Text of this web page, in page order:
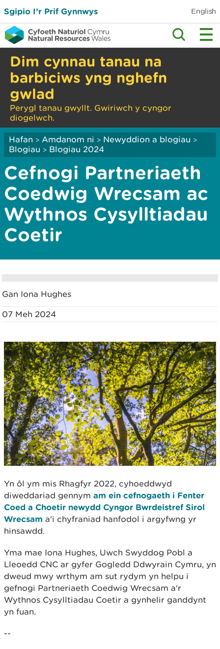
Sgipio I’r Prif Gynnwys English
Dim cynnau tanau na
barbiciws yng nghefn
gwlad
Perygl tanau gwyllt. Gwiriwch y cyngor
diogelwch.
Hafan > Amdanom ni > Newyddion a blogiau >
Blogiau > Blogiau 2024
Cefnogi Partneriaeth
Coedwig Wrecsam ac
Wythnos Cysylltiadau
Coetir
Gan Iona Hughes
07 Meh 2024
Yn ôl ym mis Rhagfyr 2022, cyhoeddwyd
diweddariad gennym am ein cefnogaeth i Fenter
Coed a Choetir newydd Cyngor Bwrdeistref Sirol
Wrecsam a'i chyfraniad hanfodol i argyfwng yr
hinsawdd.
Yma mae Iona Hughes, Uwch Swyddog Pobl a
Lleoedd CNC ar gyfer Gogledd Ddwyrain Cymru, yn
dweud mwy wrthym am sut rydym yn helpu i
gefnogi Partneriaeth Coedwig Wrecsam a'r
Wythnos Cysylltiadau Coetir a gynhelir ganddynt
yn fuan.
--